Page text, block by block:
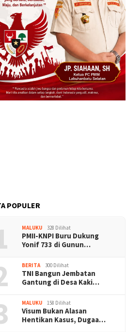
POPULER
MALUKU 328 Dilihat
PMII-KNPI Buru Dukung
Yonif 733 di Gunun…
BERITA 300 Dilihat
TNI Bangun Jembatan
Gantung di Desa Kaki…
MALUKU 158 Dilihat
Visum Bukan Alasan
Hentikan Kasus, Dugaa…